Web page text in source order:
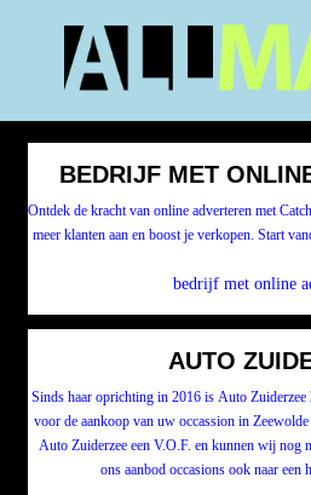
BEDRIJF MET
Ontdek de kracht van online adverteren met
meer klanten aan en boost je verkopen. Start
bedrijf met online
AUTO
​​​​Sinds haar oprichting in 2016 is Auto
voor de aankoop van uw occassion in
Auto Zuiderzee een V.O.F. en kunnen wij nog
ons aanbod occasions ook naar een